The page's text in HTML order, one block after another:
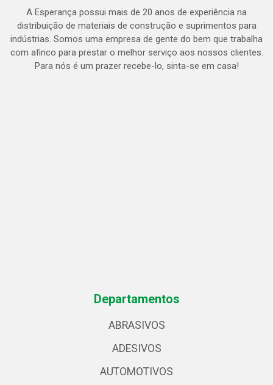
A Esperança possui mais de 20 anos de experiência na
distribuição de materiais de construção e suprimentos para
indústrias. Somos uma empresa de gente do bem que trabalha
com afinco para prestar o melhor serviço aos nossos clientes.
Para nós é um prazer recebe-lo, sinta-se em casa!
Departamentos
ABRASIVOS
ADESIVOS
AUTOMOTIVOS